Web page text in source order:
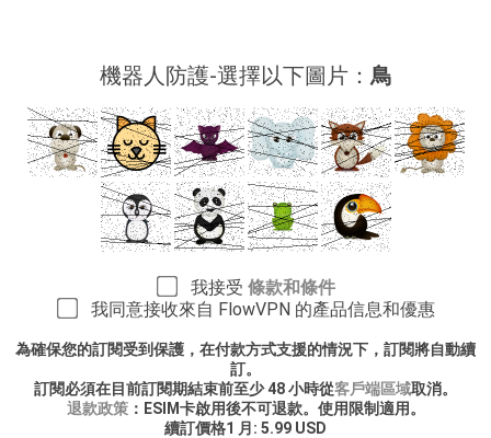
機器人防護-選擇以下圖片： 鳥
我接受 條款和條件
我同意接收來自 FlowVPN 的產品信息和優惠
為確保您的訂閱受到保護，在付款方式支援的情況下，訂閱將自動續
訂。
訂閱必須在目前訂閱期結束前至少 48 小時從客戶端區域取消。
退款政策：ESIM卡啟用後不可退款。使用限制適用。
續訂價格1 月: 5.99 USD